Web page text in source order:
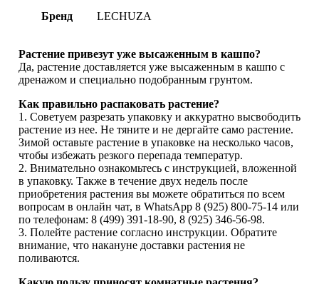
Бренд LECHUZA
Растение привезут уже высаженным в кашпо?
Да, растение доставляется уже высаженным в кашпо с
дренажом и специально подобранным грунтом.
Как правильно распаковать растение?
1. Советуем разрезать упаковку и аккуратно высвободить
растение из нее. Не тяните и не дергайте само растение.
Зимой оставьте растение в упаковке на несколько часов,
чтобы избежать резкого перепада температур.
2. Внимательно ознакомьтесь с инструкцией, вложенной
в упаковку. Также в течение двух недель после
приобретения растения вы можете обратиться по всем
вопросам в онлайн чат, в WhatsApp 8 (925) 800-75-14 или
по телефонам: 8 (499) 391-18-90, 8 (925) 346-56-98.
3. Полейте растение согласно инструкции. Обратите
внимание, что накануне доставки растения не
поливаются.